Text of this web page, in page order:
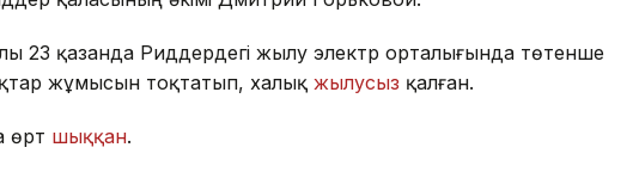
23 қазанда Риддердегі жылу электр орталығында төтенше
жұмысын тоқтатып, халық жылусыз қалған.
өрт шыққан.